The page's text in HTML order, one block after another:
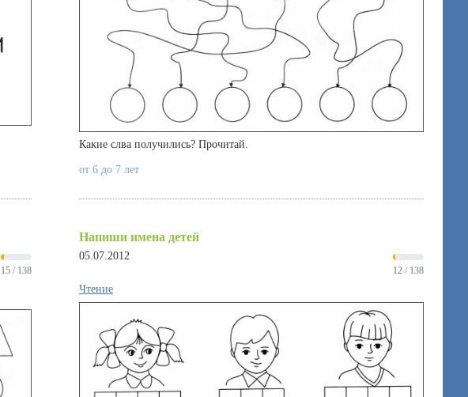
Какие слва получились? Прочитай.
от 6 до 7 лет
15 / 138
Напиши имена детей
05.07.2012
12 / 138
Чтение